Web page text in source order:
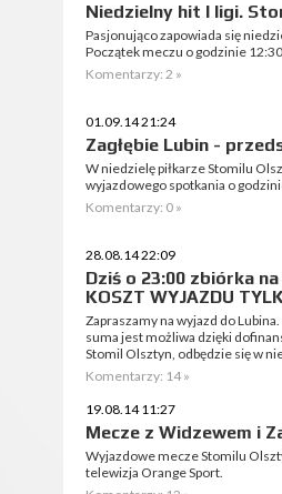
Niedzielny hit I ligi.
Pasjonująco zapowiada się
Początek meczu o godzinie
Komentarzy: 2 »
01.09.14 21:24
Zagłębie Lubin -
W niedzielę piłkarze Stomilu
wyjazdowego spotkania o
Komentarzy: 0 »
28.08.14 22:09
Dziś o 23:00 zbiórka
KOSZT WYJAZDU
Zapraszamy na wyjazd do
suma jest możliwa dzięki
Stomil Olsztyn, odbędzie się w
Komentarzy: 14 »
19.08.14 11:27
Mecze z Widzewem i
Wyjazdowe mecze Stomilu
telewizja Orange Sport.